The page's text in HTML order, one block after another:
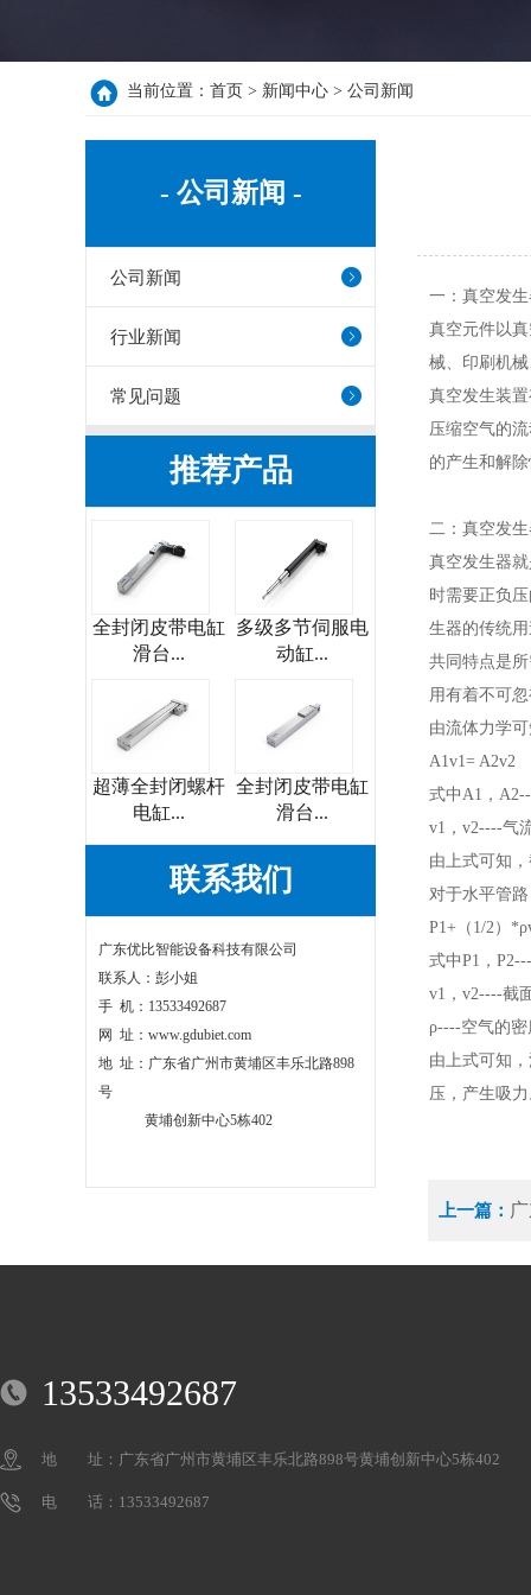
当前位置： 首页 > 新闻中心 > 公司新闻
- 公司新闻 -
公司新闻
行业新闻
常见问题
推荐产品
全封闭皮带电缸
滑台...
多级多节伺服电
动缸...
超薄全封闭螺杆
电缸...
全封闭皮带电缸
滑台...
联系我们
广东优比智能设备科技有限公司
联系人：彭小姐
手 机：13533492687
网 址：www.gdubiet.com
地 址：广东省广州市黄埔区丰乐北路898
号
黄埔创新中心5栋402
一：真空发
真空元件以
械、印刷机
真空发生装
压缩空气的
的产生和解
二：真空发
真空发生器
时需要正负
生器的传统
共同特点是
用有着不可
由流体力学
A1v1= A2v2
式中A1，
v1，v2----气
由上式可知
对于水平管
P1+（1/2）
式中P1，
v1，v2----截
ρ----空气的密
由上式可知
压，产生吸力
上一篇：
13533492687
地 址：广东省广州市黄埔区丰乐北路898号黄埔创新中心5栋402
电 话：13533492687